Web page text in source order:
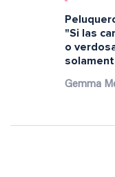
"Si las
o
Gemma